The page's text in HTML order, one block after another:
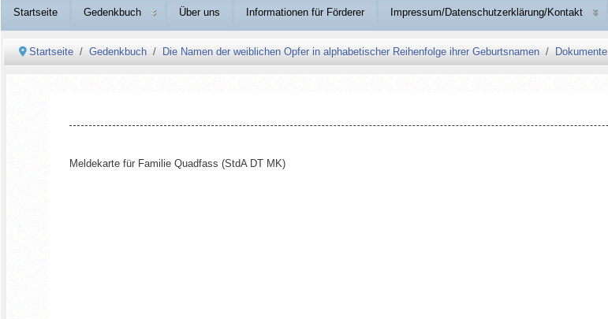
Startseite Gedenkbuch Über uns Informationen für Förderer Impressum/Datenschutzerklärung/Kontakt
Startseite Gedenkbuch Die Namen der weiblichen Opfer in alphabetischer Reihenfolge ihrer Geburtsnamen Dokumente
Meldekarte für Familie Quadfass (StdA DT MK)